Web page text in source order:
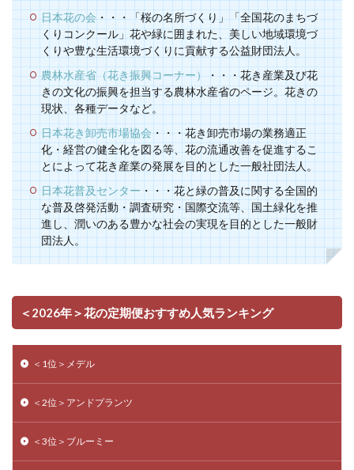
日本花の会・・・「桜の名所づくり」「全国花のまちづ
くりコンクール」花や緑に囲まれた、美しい地域環境づ
くりや豊な生活環境づくりに貢献する公益財団法人。
農林水産省（花き振興コーナー）・・・花き産業及び花
きの文化の振興を担当する農林水産省のページ。花きの
現状、各種データなど。
日本花き卸売市場協会・・・花き卸売市場の業務適正
化・経営の健全化を図る等、花の流通改善を促進するこ
とによって花き産業の発展を目的とした一般社団法人。
日本花普及センター・・・花と緑の普及に関する全国的
な普及啓発活動・調査研究・国際交流等、国土緑化を推
進し、潤いのある豊かな社会の実現を目的とした一般財
団法人。
＜2026年＞花の定期便おすすめ人気ランキング
＜1位＞メデル
＜2位＞アンドプランツ
＜3位＞ブルーミー